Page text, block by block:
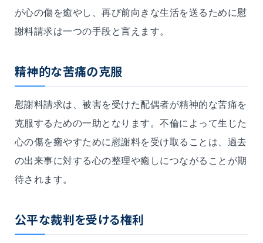
が心の傷を癒やし、再び前向きな生活を送るために慰
謝料請求は一つの手段と言えます。
精神的な苦痛の克服
慰謝料請求は、被害を受けた配偶者が精神的な苦痛を
克服するための一助となります。不倫によって生じた
心の傷を癒やすために慰謝料を受け取ることは、過去
の出来事に対する心の整理や癒しにつながることが期
待されます。
公平な裁判を受ける権利